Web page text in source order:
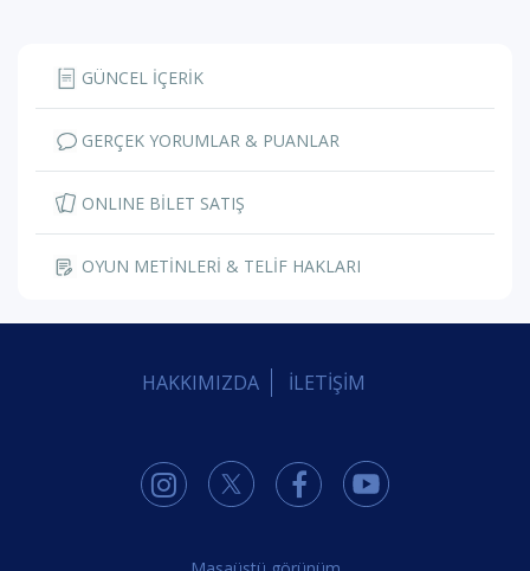
GÜNCEL İÇERİK
GERÇEK YORUMLAR & PUANLAR
ONLINE BİLET SATIŞ
OYUN METİNLERİ & TELİF HAKLARI
HAKKIMIZDA İLETİŞİM